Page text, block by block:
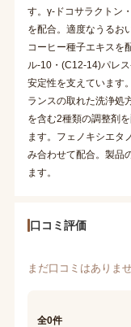
す。γ-ドコサラクトン
を配合。適度なうるお
コーヒー種子エキスを
ル-10・(C12-14)パレ
安定性を支えています
ランスの取れた洗浄処
を含む2種類の調整剤
ます。フェノキシエタ
み合わせて配合。製品
ます。
口コミ評価
まだ口コミはありま
全0件